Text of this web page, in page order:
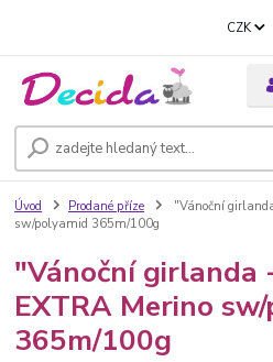
CZK
Úvod Prodané příze
"Vánoční
sw/polyamid 365m/100g
"Vánoční girlanda
EXTRA Merino
365m/100g